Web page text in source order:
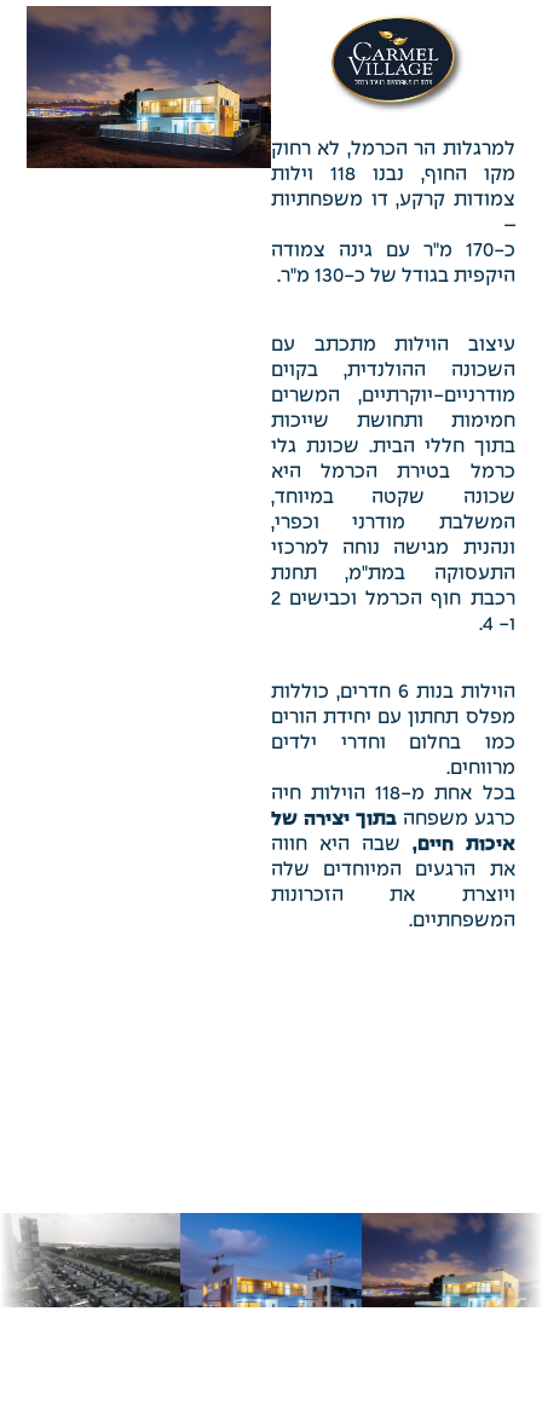
למרגלות הר הכרמל, לא רחוק
מקו החוף, נבנו 118 וילות
צמודות קרקע, דו משפחתיות
כ-170 מ"ר עם גינה צמודה
היקפית בגודל של כ-130 מ"ר.
עיצוב הוילות מתכתב עם
השכונה ההולנדית, בקוים
מודרניים-יוקרתיים, המשרים
חמימות ותחושת שייכות
בתוך חללי הבית. שכונת גלי
כרמל בטירת הכרמל היא
שכונה שקטה במיוחד,
המשלבת מודרני וכפרי,
ונהנית מגישה נוחה למרכזי
התעסוקה במת"מ, תחנת
רכבת חוף הכרמל וכבישים 2
הוילות בנות 6 חדרים, כוללות
מפלס תחתון עם יחידת הורים
כמו בחלום וחדרי ילדים
מרווחים.
בכל אחת מ-118 הוילות חיה
כרגע משפחהבתוך יצירה של
איכות חיים,שבה היא חווה
את הרגעים המיוחדים שלה
ויוצרת את הזכרונות
המשפחתיים.